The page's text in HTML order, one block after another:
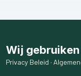
Wij
Privacy Beleid ·